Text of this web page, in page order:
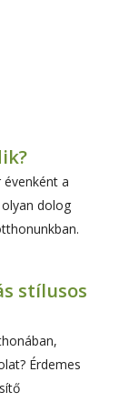
a
dolog
stílusos
Érdemes